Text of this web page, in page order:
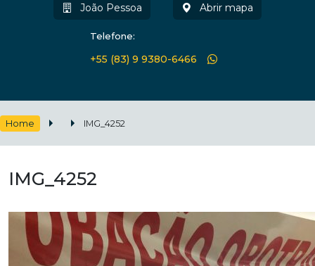
João Pessoa Abrir mapa
Telefone:
+55 (83) 9 9380-6466
Home IMG_4252
IMG_4252